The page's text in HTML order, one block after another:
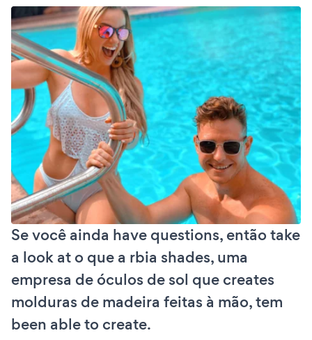
Se você ainda have questions, então take
a look at o que a rbia shades, uma
empresa de óculos de sol que creates
molduras de madeira feitas à mão, tem
been able to create.